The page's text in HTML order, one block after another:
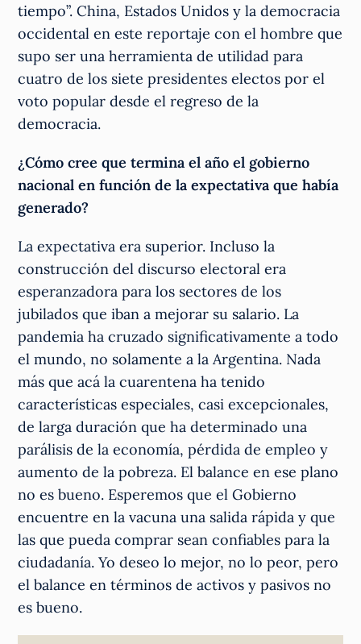
tiempo”. China, Estados Unidos y la democracia
occidental en este reportaje con el hombre que
supo ser una herramienta de utilidad para
cuatro de los siete presidentes electos por el
voto popular desde el regreso de la
democracia.
¿Cómo cree que termina el año el gobierno
nacional en función de la expectativa que había
generado?
La expectativa era superior. Incluso la
construcción del discurso electoral era
esperanzadora para los sectores de los
jubilados que iban a mejorar su salario. La
pandemia ha cruzado significativamente a todo
el mundo, no solamente a la Argentina. Nada
más que acá la cuarentena ha tenido
características especiales, casi excepcionales,
de larga duración que ha determinado una
parálisis de la economía, pérdida de empleo y
aumento de la pobreza. El balance en ese plano
no es bueno. Esperemos que el Gobierno
encuentre en la vacuna una salida rápida y que
las que pueda comprar sean confiables para la
ciudadanía. Yo deseo lo mejor, no lo peor, pero
el balance en términos de activos y pasivos no
es bueno.